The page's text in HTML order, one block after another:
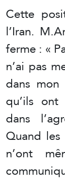
Cette
l’Iran.
ferme : «
n’ai pas
dans
qu’ils
dans
Quand
n’ont